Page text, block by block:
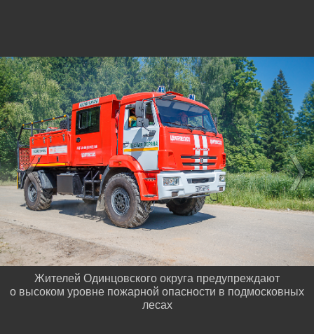
Жителей Одинцовского округа предупреждают
о высоком уровне пожарной опасности в подмосковных
лесах